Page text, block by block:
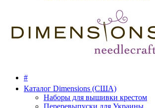
#
Каталог Dimensions (США)
Наборы для вышивки крестом
Переревыпуски для Украины